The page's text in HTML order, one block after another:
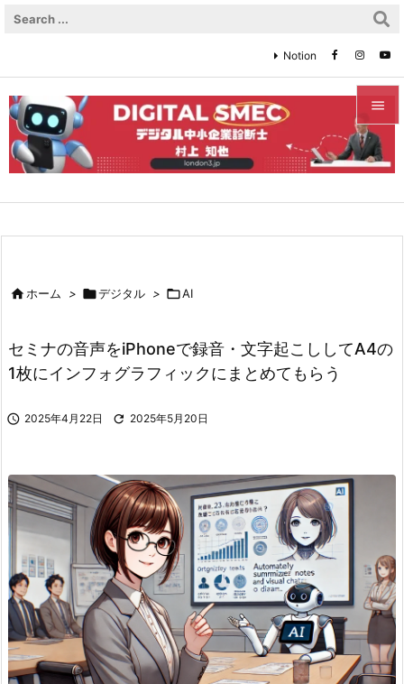


メニュ

検索
Notion
ホーム > デジタル > AI
セミナの音声をiPhoneで録音・文字起こししてA4の
1枚にインフォグラフィックにまとめてもらう
 2025年4月22日  2025年5月20日